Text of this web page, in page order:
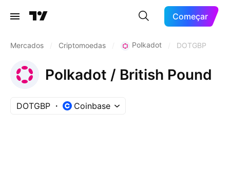
Começar
Mercados Criptomoedas Polkadot DOTGBP
Polkadot / British Pound
DOTGBP Coinbase